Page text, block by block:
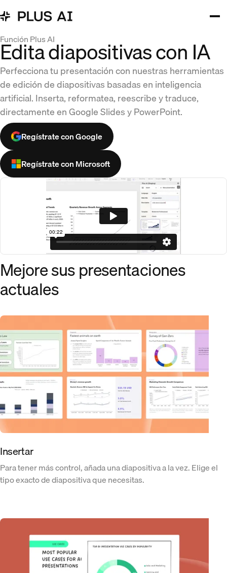
Función Plus AI
Edita diapositivas con IA
Perfecciona tu presentación con nuestras herramientas
de edición de diapositivas basadas en inteligencia
artificial. Inserta, reformatea, reescribe y traduce,
directamente en Google Slides y PowerPoint.
Regístrate con Google
Regístrate con Microsoft
Mejore sus presentaciones
actuales
Insertar
Para tener más control, añada una diapositiva a la vez. Elige el
tipo exacto de diapositiva que necesitas.